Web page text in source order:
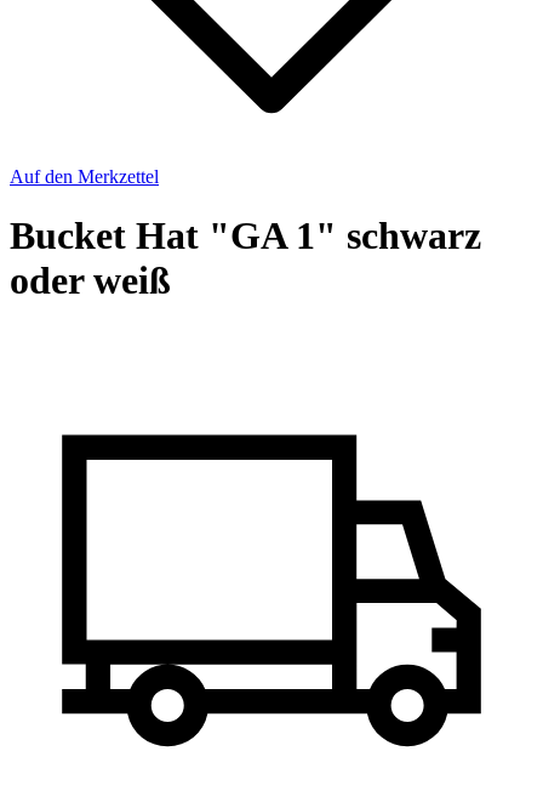
Auf den Merkzettel
Bucket Hat "GA 1" schwarz
oder weiß